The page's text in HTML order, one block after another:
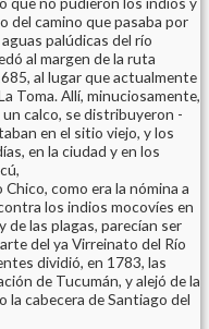
del camino que pasaba por
palúdicas del río
al margen de la ruta
al lugar que actualmente
Toma. Allí, minuciosamente,
calco, se distribuyeron -
en el sitio viejo, y los
en la ciudad y en los
como era la nómina a
los indios mocovíes en
de las plagas, parecían ser
del ya Virreinato del Río
dividió, en 1783, las
de Tucumán, y alejó de la
la cabecera de Santiago del